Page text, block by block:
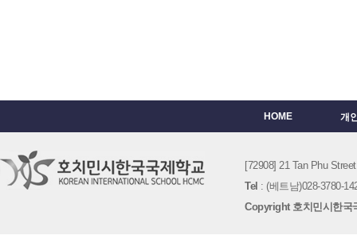
HOME 개
[72908] 21 Tan Phu
Tel : (베트남)028-3780-
Copyright 호치민시한국